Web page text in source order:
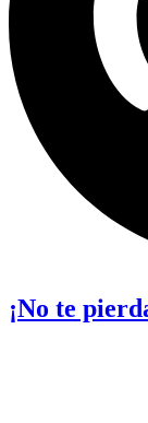
¡No te